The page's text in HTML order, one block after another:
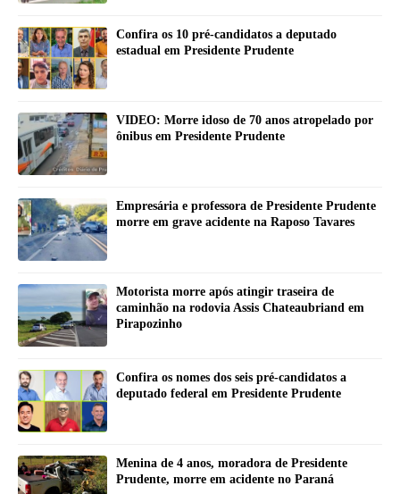
Confira os 10 pré-candidatos a deputado
estadual em Presidente Prudente
VIDEO: Morre idoso de 70 anos atropelado por
ônibus em Presidente Prudente
Empresária e professora de Presidente Prudente
morre em grave acidente na Raposo Tavares
Motorista morre após atingir traseira de
caminhão na rodovia Assis Chateaubriand em
Pirapozinho
Confira os nomes dos seis pré-candidatos a
deputado federal em Presidente Prudente
Menina de 4 anos, moradora de Presidente
Prudente, morre em acidente no Paraná